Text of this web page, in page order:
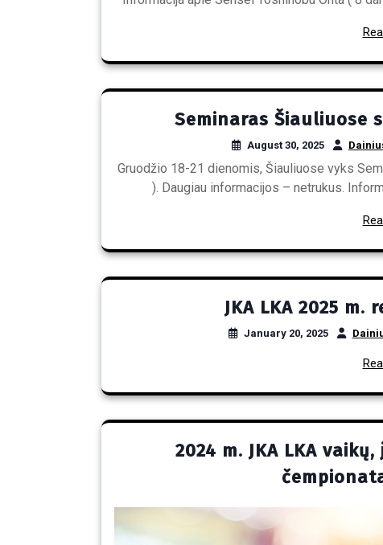
Seminaras Šiauliuose
August 30, 2025
Gruodžio 18-21 dienomis, Šiauliuose vyks
). Daugiau informacijos – netrukus.
JKA LKA 2025
January 20, 2025
2024 m. JKA LKA